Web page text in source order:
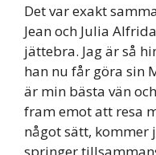
Det var exakt
Jean och Julia
jättebra. Jag är så
han nu får göra sin
är min bästa vän
fram emot att resa
något sätt, kommer